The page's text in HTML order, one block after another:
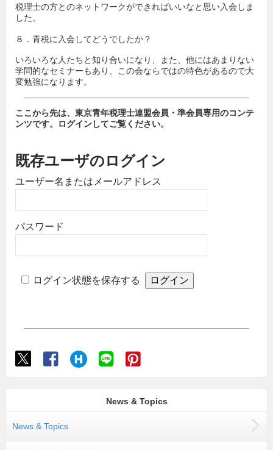
税理士の方とのネットワークができればいいなと思い入会しま
した。
８．青税に入会してどうでしたか？
いろいろな人たちと知り合いになり、また、他にはあまりない
学問的なセミナーもあり、この会ならではの特色があるので大
変勉強になります。
ここから先は、東京青年税理士連盟会員・準会員専用のコンテ
ンツです。ログインしてご覧ください。
既存ユーザのログイン
ユーザー名またはメールアドレス
パスワード
ログイン状態を保存する
News & Topics
News & Topics